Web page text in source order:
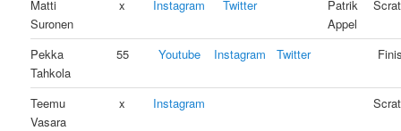
Matti
Suronen
x Instagram Twitter
Patrik
Appel
Pekka
Tahkola
55 Youtube Instagram Twitter
Teemu
Vasara
x Instagram